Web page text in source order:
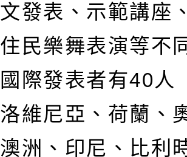
文發表、示範講座
住民樂舞表演等不
國際發表者有40人
洛維尼亞、荷蘭、
澳洲、印尼、比利